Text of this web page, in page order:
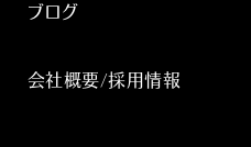
ブログ
会社概要/採用情報